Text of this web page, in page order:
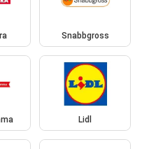
Snabbgross
Lidl